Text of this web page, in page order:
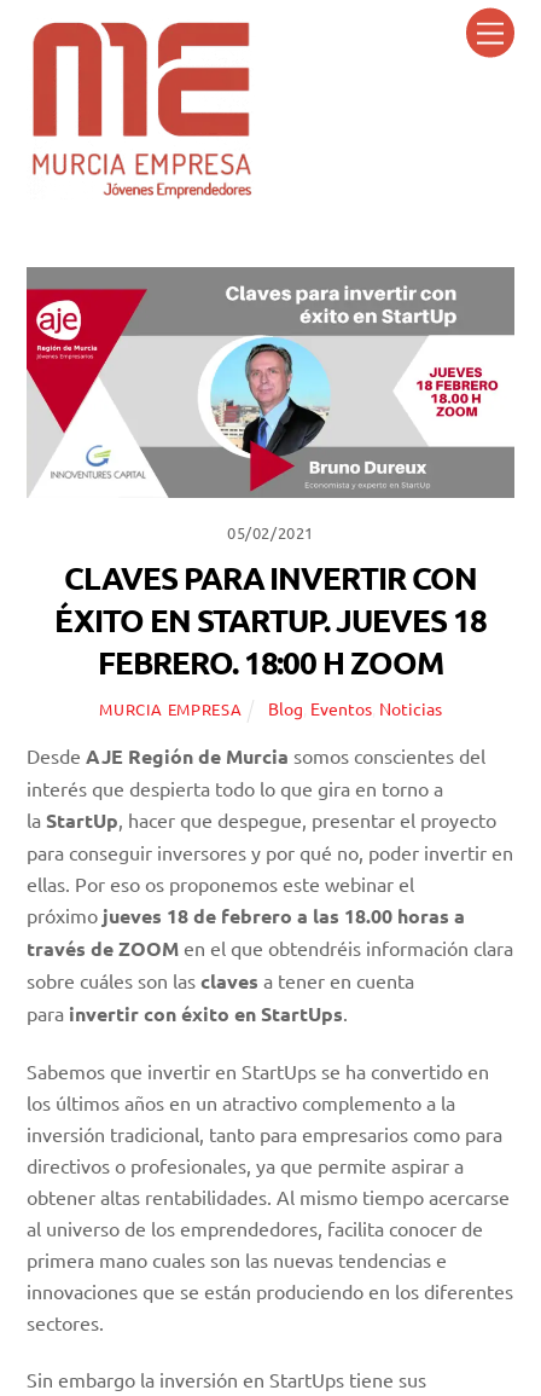
05/02/2021
CLAVES PARA INVERTIR CON
ÉXITO EN STARTUP. JUEVES 18
FEBRERO. 18:00 H ZOOM
MURCIA EMPRESA Blog Eventos, Noticias
DesdeAJE Región de Murcia somos conscientes del
interés que despierta todo lo que gira en torno a
la StartUp, hacer que despegue, presentar el proyecto
para conseguir inversores y por qué no, poder invertir en
ellas. Por eso os proponemos este webinar el
próximo jueves 18 de febrero a las 18.00 horas a
través de ZOOM en el que obtendréis información clara
sobre cuáles son lasclaves a tener en cuenta
para invertir con éxito en StartUps.
Sabemos que invertir en StartUps se ha convertido en
los últimos años en un atractivo complemento a la
inversión tradicional, tanto para empresarios como para
directivos o profesionales, ya que permite aspirar a
obtener altas rentabilidades. Al mismo tiempo acercarse
al universo de los emprendedores, facilita conocer de
primera mano cuales son las nuevas tendencias e
innovaciones que se están produciendo en los diferentes
sectores.
Sin embargo la inversión en StartUps tiene sus